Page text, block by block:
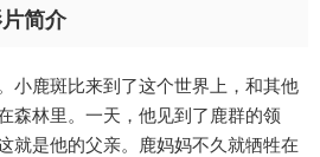
简介
小鹿斑比来到了这个世界上，和其他
森林里。一天，他见到了鹿群的领
就是他的父亲。鹿妈妈不久就牺牲在